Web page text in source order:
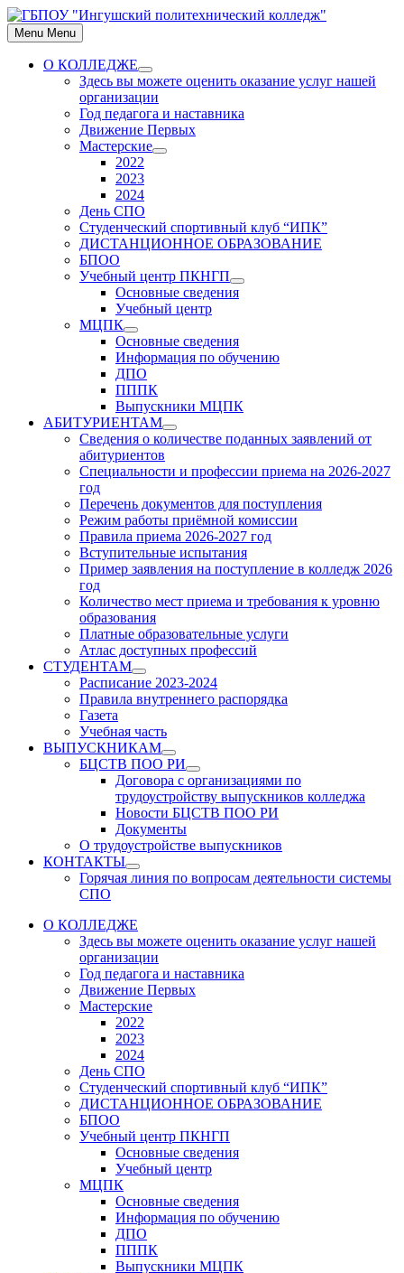
Skip
to
content
Menu Menu
О КОЛЛЕДЖЕ
Show
sub
menu
Здесь вы можете оценить оказание услуг нашей
организации
Год педагога и наставника
Движение Первых
Мастерские
Show
2022
2023
2024
День СПО
Студенческий спортивный клуб “ИПК”
ДИСТАНЦИОННОЕ ОБРАЗОВАНИЕ
БПОО
Учебный центр ПКНГП
Show
sub
Основные сведения
Учебный центр
МЦПК
Show
sub
menu
Основные сведения
Информация по обучению
ДПО
ПППК
Выпускники МЦПК
АБИТУРИЕНТАМ
Show
sub
Сведения о количестве поданных заявлений от
абитуриентов
Специальности и профессии приема на 2026-2027
год
Перечень документов для поступления
Режим работы приёмной комиссии
Правила приема 2026-2027 год
Вступительные испытания
Пример заявления на поступление в колледж 2026
год
Количество мест приема и требования к уровню
образования
Платные образовательные услуги
Атлас доступных профессий
СТУДЕНТАМ
Show
sub
menu
Расписание 2023-2024
Правила внутреннего распорядка
Газета
Учебная часть
ВЫПУСКНИКАМ
Show
sub
menu
БЦСТВ ПОО РИ
Show
sub
menu
Договора с организациями по
трудоустройству выпускников колледжа
Новости БЦСТВ ПОО РИ
Документы
О трудоустройстве выпускников
КОНТАКТЫ
Show
sub
Горячая линия по вопросам деятельности системы
СПО
О КОЛЛЕДЖЕ
Здесь вы можете оценить оказание услуг нашей
организации
Год педагога и наставника
Движение Первых
Мастерские
2022
2023
2024
День СПО
Студенческий спортивный клуб “ИПК”
ДИСТАНЦИОННОЕ ОБРАЗОВАНИЕ
БПОО
Учебный центр ПКНГП
Основные сведения
Учебный центр
МЦПК
Основные сведения
Информация по обучению
ДПО
ПППК
Выпускники МЦПК